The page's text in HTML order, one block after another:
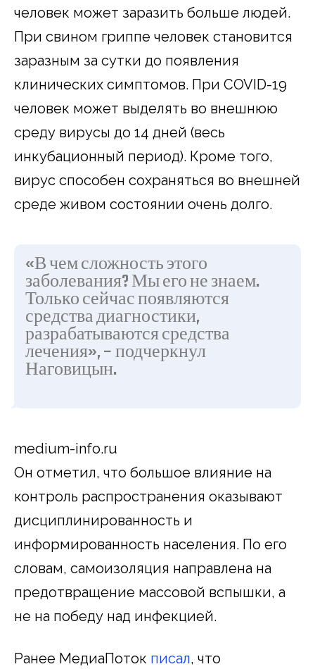
человек может заразить больше людей.
При свином гриппе человек становится
заразным за сутки до появления
клинических симптомов. При COVID-19
человек может выделять во внешнюю
среду вирусы до 14 дней (весь
инкубационный период). Кроме того,
вирус способен сохраняться во внешней
среде живом состоянии очень долго.
«В чем сложность этого
заболевания? Мы его не знаем.
Только сейчас появляются
средства диагностики,
разрабатываются средства
лечения», – подчеркнул
Наговицын.
medium-info.ru
Он отметил, что большое влияние на
контроль распространения оказывают
дисциплинированность и
информированность населения. По его
словам, самоизоляция направлена на
предотвращение массовой вспышки, а
не на победу над инфекцией.
Ранее МедиаПоток писал, что